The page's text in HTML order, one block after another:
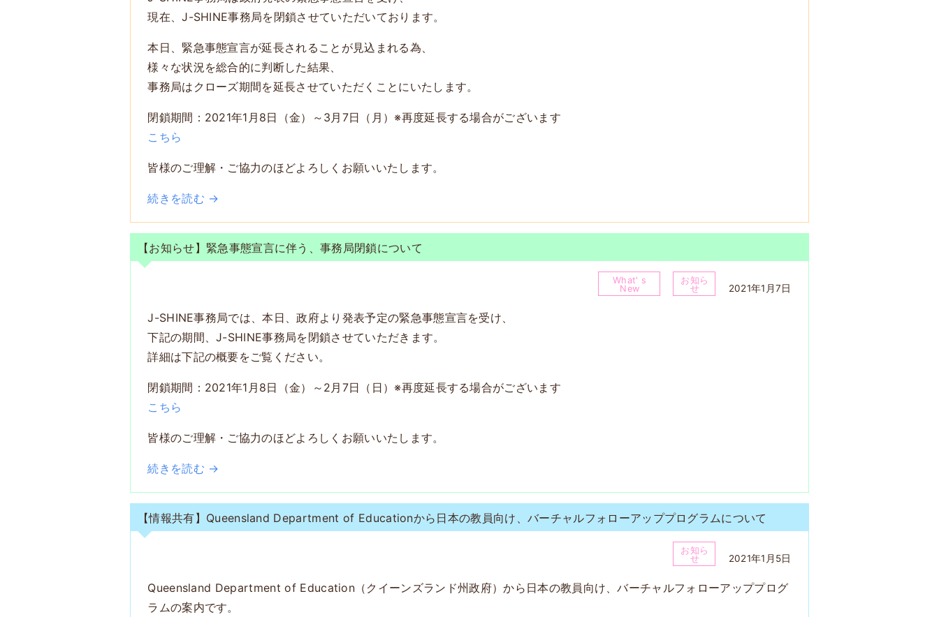
現在、J-SHINE事務局を閉鎖させていただいております。
本日、緊急事態宣言が延長されることが見込まれる為、
様々な状況を総合的に判断した結果、
事務局はクローズ期間を延長させていただくことにいたします。
閉鎖期間：2021年1月8日（金）～3月7日（月）※再度延長する場合がございます
こちら
皆様のご理解・ご協力のほどよろしくお願いいたします。
続きを読む →
【お知らせ】緊急事態宣言に伴う、事務局閉鎖について
What' s
New
お知ら
せ
2021年1月7日
J-SHINE事務局では、本日、政府より発表予定の緊急事態宣言を受け、
下記の期間、J-SHINE事務局を閉鎖させていただきます。
詳細は下記の概要をご覧ください。
閉鎖期間：2021年1月8日（金）～2月7日（日）※再度延長する場合がございます
こちら
皆様のご理解・ご協力のほどよろしくお願いいたします。
続きを読む →
【情報共有】Queensland Department of Educationから日本の教員向け、バーチャルフォローアッププログラムについて
お知ら
せ
2021年1月5日
Queensland Department of Education（クイーンズランド州政府）から日本の教員向け、バーチャルフォローアッププログ
ラムの案内です。